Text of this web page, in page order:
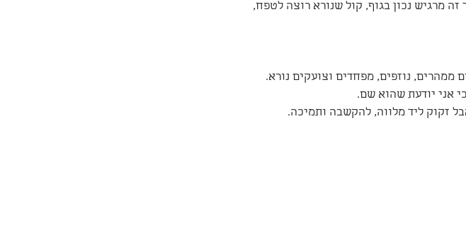
מרגיש נכון בגוף, קול שנורא רוצה לטפח,
נוזפים, מפחדים וצועקים נורא.
אני יודעת שהוא שם.
זקוק ליד מלווה, להקשבה ותמיכה.